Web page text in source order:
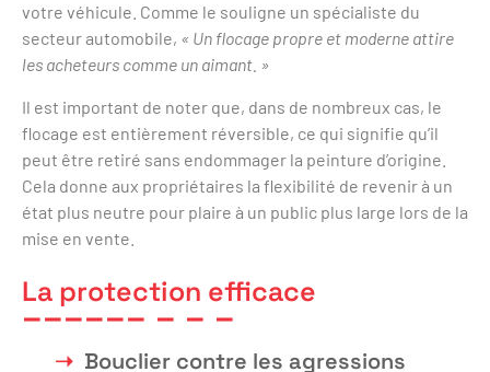
votre véhicule. Comme le souligne un spécialiste du
secteur automobile, « Un flocage propre et moderne attire
les acheteurs comme un aimant. »
Il est important de noter que, dans de nombreux cas, le
flocage est entièrement réversible, ce qui signifie qu’il
peut être retiré sans endommager la peinture d’origine.
Cela donne aux propriétaires la flexibilité de revenir à un
état plus neutre pour plaire à un public plus large lors de la
mise en vente.
La protection efficace
Bouclier contre les agressions